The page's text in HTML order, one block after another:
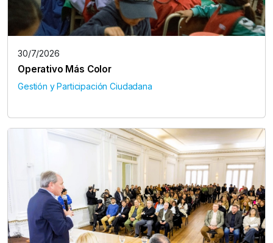
30/7/2026
Operativo Más Color
Gestión y Participación Ciudadana